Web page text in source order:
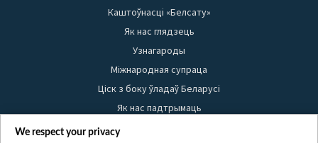
Каштоўнасці «Белсату»
Як нас глядзець
Узнагароды
Міжнародная супраца
Ціск з боку ўладаў Беларусі
Як нас падтрымаць
Правілы выкарыстання матэрыялаў
We respect your privacy